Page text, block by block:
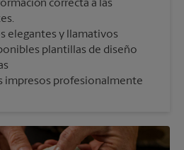
correcta a las
elegantes y llamativos
plantillas de diseño
impresos profesionalmente